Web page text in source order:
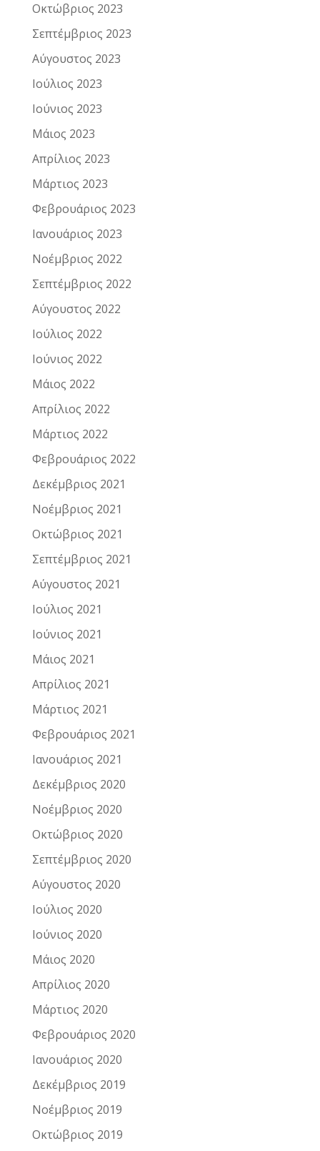
Οκτώβριος 2023
Σεπτέμβριος 2023
Αύγουστος 2023
Ιούλιος 2023
Ιούνιος 2023
Μάιος 2023
Απρίλιος 2023
Μάρτιος 2023
Φεβρουάριος 2023
Ιανουάριος 2023
Νοέμβριος 2022
Σεπτέμβριος 2022
Αύγουστος 2022
Ιούλιος 2022
Ιούνιος 2022
Μάιος 2022
Απρίλιος 2022
Μάρτιος 2022
Φεβρουάριος 2022
Δεκέμβριος 2021
Νοέμβριος 2021
Οκτώβριος 2021
Σεπτέμβριος 2021
Αύγουστος 2021
Ιούλιος 2021
Ιούνιος 2021
Μάιος 2021
Απρίλιος 2021
Μάρτιος 2021
Φεβρουάριος 2021
Ιανουάριος 2021
Δεκέμβριος 2020
Νοέμβριος 2020
Οκτώβριος 2020
Σεπτέμβριος 2020
Αύγουστος 2020
Ιούλιος 2020
Ιούνιος 2020
Μάιος 2020
Απρίλιος 2020
Μάρτιος 2020
Φεβρουάριος 2020
Ιανουάριος 2020
Δεκέμβριος 2019
Νοέμβριος 2019
Οκτώβριος 2019